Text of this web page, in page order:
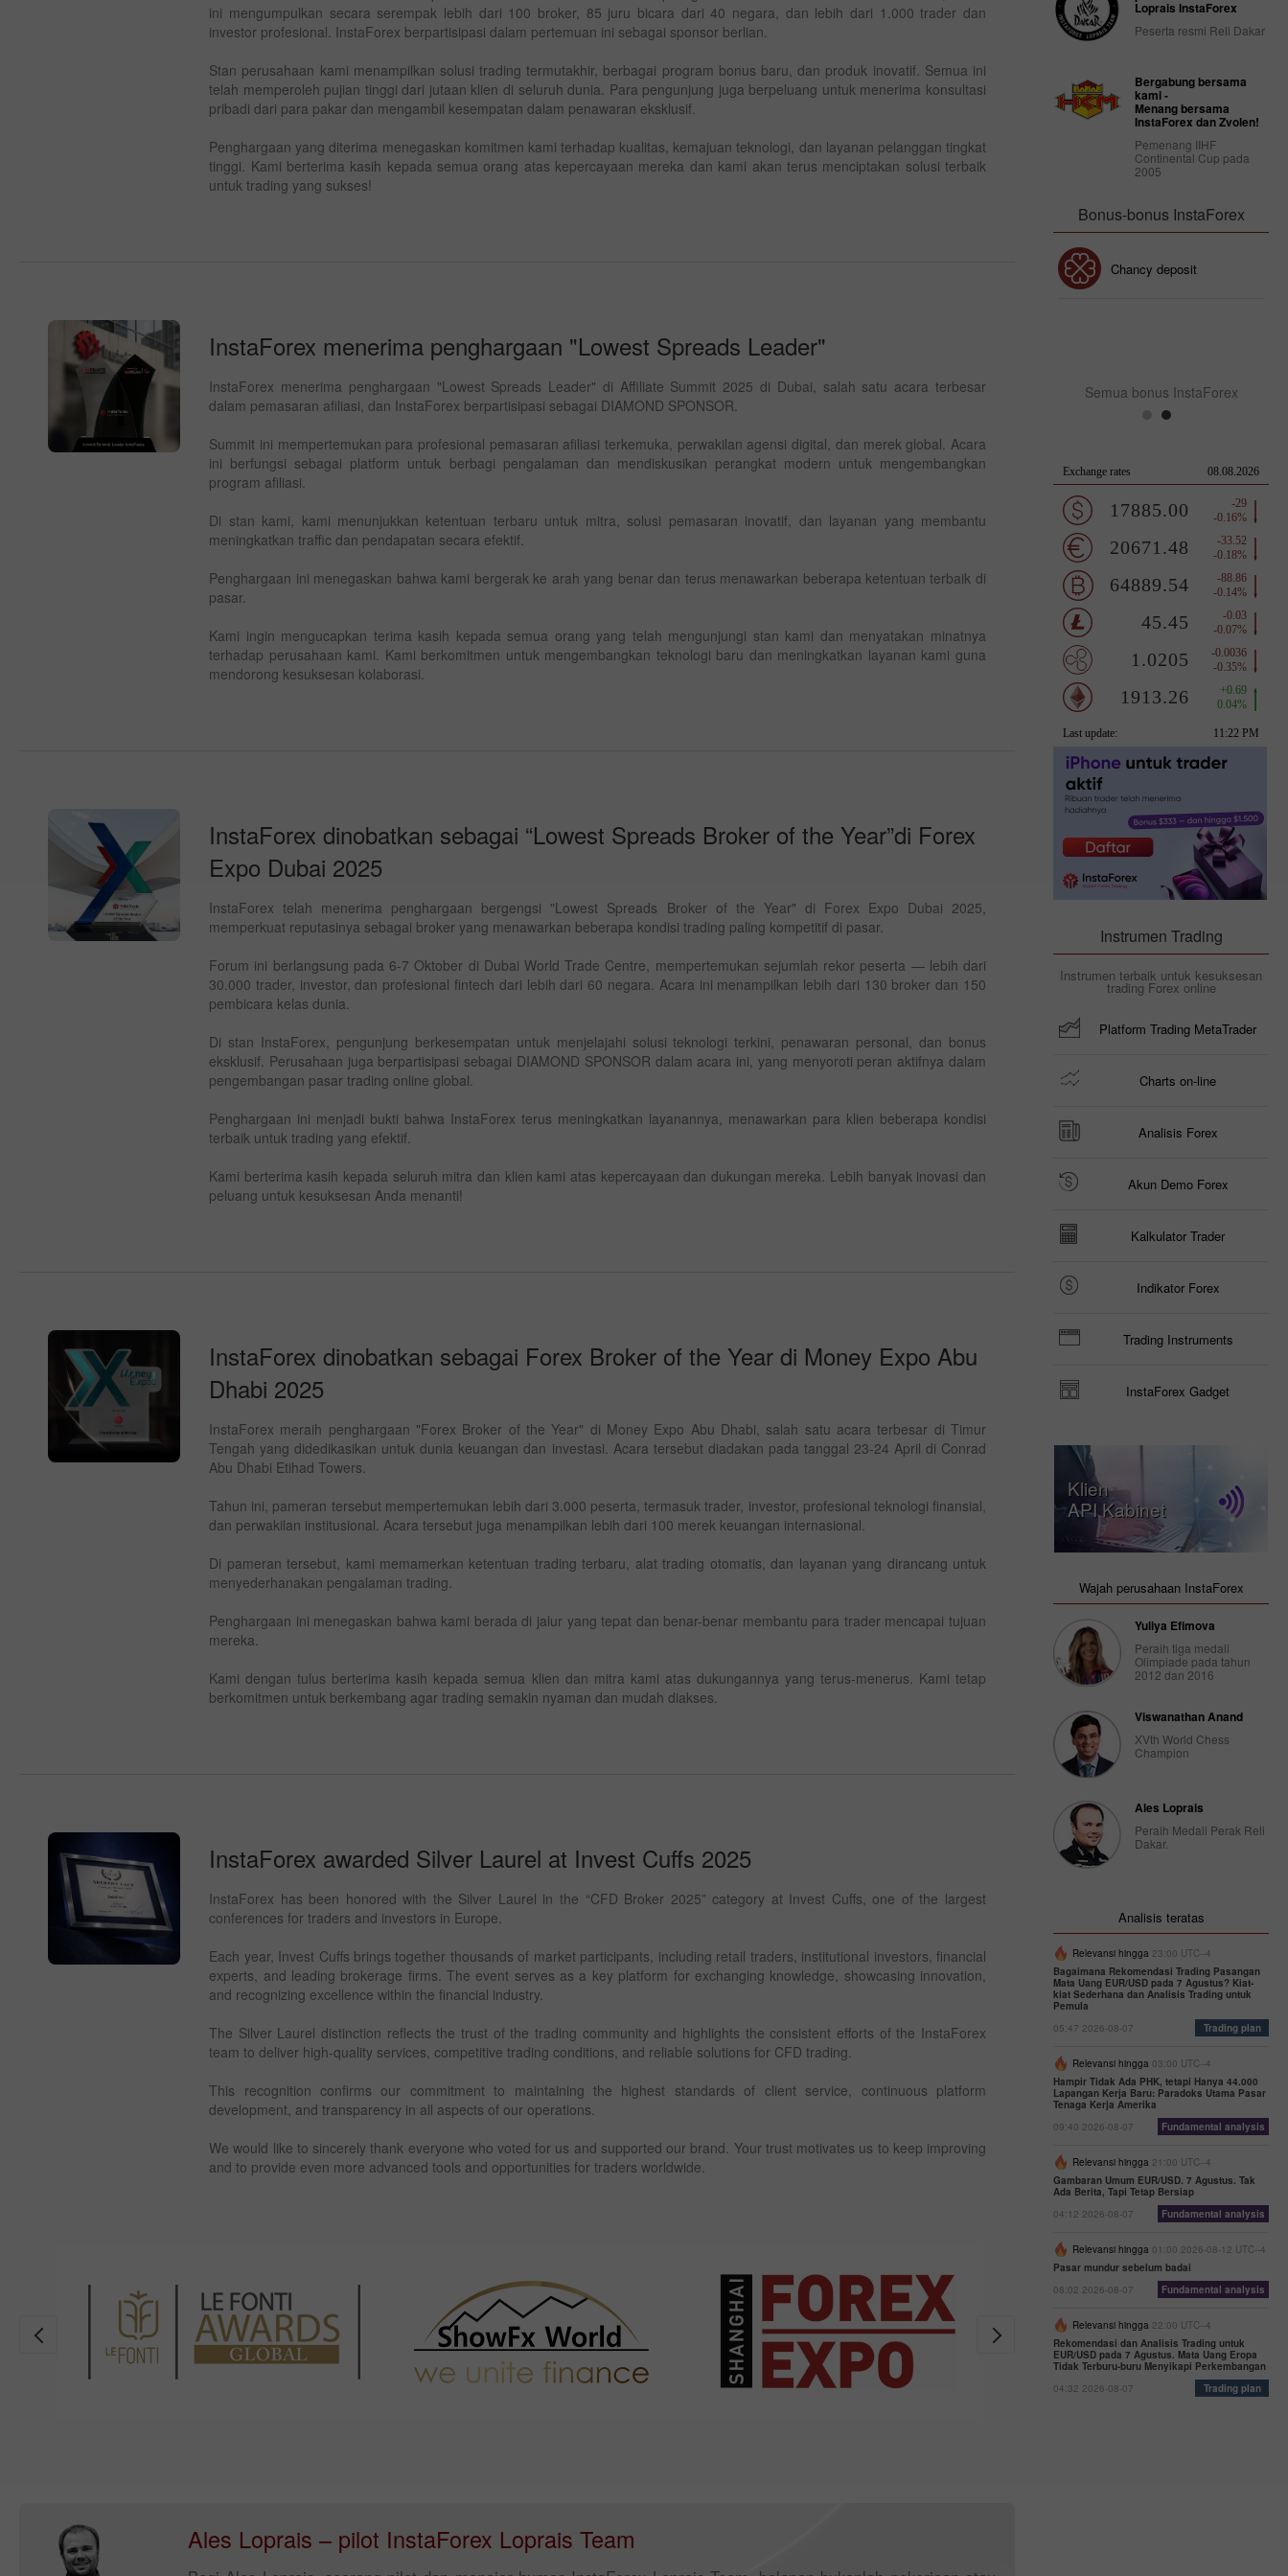
ini mengumpulkan secara serempak lebih dari 100 broker, 85 juru bicara dari 40 negara, dan lebih dari 1.000 trader dan
investor profesional. InstaForex berpartisipasi dalam pertemuan ini sebagai sponsor berlian.
Stan perusahaan kami menampilkan solusi trading termutakhir, berbagai program bonus baru, dan produk inovatif. Semua ini
telah memperoleh pujian tinggi dari jutaan klien di seluruh dunia. Para pengunjung juga berpeluang untuk menerima konsultasi
pribadi dari para pakar dan mengambil kesempatan dalam penawaran eksklusif.
Penghargaan yang diterima menegaskan komitmen kami terhadap kualitas, kemajuan teknologi, dan layanan pelanggan tingkat
tinggi. Kami berterima kasih kepada semua orang atas kepercayaan mereka dan kami akan terus menciptakan solusi terbaik
untuk trading yang sukses!
InstaForex menerima penghargaan "Lowest Spreads Leader"
InstaForex menerima penghargaan "Lowest Spreads Leader" di Affiliate Summit 2025 di Dubai, salah satu acara terbesar
dalam pemasaran afiliasi, dan InstaForex berpartisipasi sebagai DIAMOND SPONSOR.
Summit ini mempertemukan para profesional pemasaran afiliasi terkemuka, perwakilan agensi digital, dan merek global. Acara
ini berfungsi sebagai platform untuk berbagi pengalaman dan mendiskusikan perangkat modern untuk mengembangkan
program afiliasi.
Di stan kami, kami menunjukkan ketentuan terbaru untuk mitra, solusi pemasaran inovatif, dan layanan yang membantu
meningkatkan traffic dan pendapatan secara efektif.
Penghargaan ini menegaskan bahwa kami bergerak ke arah yang benar dan terus menawarkan beberapa ketentuan terbaik di
pasar.
Kami ingin mengucapkan terima kasih kepada semua orang yang telah mengunjungi stan kami dan menyatakan minatnya
terhadap perusahaan kami. Kami berkomitmen untuk mengembangkan teknologi baru dan meningkatkan layanan kami guna
mendorong kesuksesan kolaborasi.
InstaForex dinobatkan sebagai “Lowest Spreads Broker of the Year”di Forex
Expo Dubai 2025
InstaForex telah menerima penghargaan bergengsi "Lowest Spreads Broker of the Year" di Forex Expo Dubai 2025,
memperkuat reputasinya sebagai broker yang menawarkan beberapa kondisi trading paling kompetitif di pasar.
Forum ini berlangsung pada 6-7 Oktober di Dubai World Trade Centre, mempertemukan sejumlah rekor peserta — lebih dari
30.000 trader, investor, dan profesional fintech dari lebih dari 60 negara. Acara ini menampilkan lebih dari 130 broker dan 150
pembicara kelas dunia.
Di stan InstaForex, pengunjung berkesempatan untuk menjelajahi solusi teknologi terkini, penawaran personal, dan bonus
eksklusif. Perusahaan juga berpartisipasi sebagai DIAMOND SPONSOR dalam acara ini, yang menyoroti peran aktifnya dalam
pengembangan pasar trading online global.
Penghargaan ini menjadi bukti bahwa InstaForex terus meningkatkan layanannya, menawarkan para klien beberapa kondisi
terbaik untuk trading yang efektif.
Kami berterima kasih kepada seluruh mitra dan klien kami atas kepercayaan dan dukungan mereka. Lebih banyak inovasi dan
peluang untuk kesuksesan Anda menanti!
InstaForex dinobatkan sebagai Forex Broker of the Year di Money Expo Abu
Dhabi 2025
InstaForex meraih penghargaan "Forex Broker of the Year" di Money Expo Abu Dhabi, salah satu acara terbesar di Timur
Tengah yang didedikasikan untuk dunia keuangan dan investasi. Acara tersebut diadakan pada tanggal 23-24 April di Conrad
Abu Dhabi Etihad Towers.
Tahun ini, pameran tersebut mempertemukan lebih dari 3.000 peserta, termasuk trader, investor, profesional teknologi finansial,
dan perwakilan institusional. Acara tersebut juga menampilkan lebih dari 100 merek keuangan internasional.
Di pameran tersebut, kami memamerkan ketentuan trading terbaru, alat trading otomatis, dan layanan yang dirancang untuk
menyederhanakan pengalaman trading.
Penghargaan ini menegaskan bahwa kami berada di jalur yang tepat dan benar-benar membantu para trader mencapai tujuan
mereka.
Kami dengan tulus berterima kasih kepada semua klien dan mitra kami atas dukungannya yang terus-menerus. Kami tetap
berkomitmen untuk berkembang agar trading semakin nyaman dan mudah diakses.
InstaForex awarded Silver Laurel at Invest Cuffs 2025
InstaForex has been honored with the Silver Laurel in the “CFD Broker 2025” category at Invest Cuffs, one of the largest
conferences for traders and investors in Europe.
Each year, Invest Cuffs brings together thousands of market participants, including retail traders, institutional investors, financial
experts, and leading brokerage firms. The event serves as a key platform for exchanging knowledge, showcasing innovation,
and recognizing excellence within the financial industry.
The Silver Laurel distinction reflects the trust of the trading community and highlights the consistent efforts of the InstaForex
team to deliver high-quality services, competitive trading conditions, and reliable solutions for CFD trading.
This recognition confirms our commitment to maintaining the highest standards of client service, continuous platform
development, and transparency in all aspects of our operations.
We would like to sincerely thank everyone who voted for us and supported our brand. Your trust motivates us to keep improving
and to provide even more advanced tools and opportunities for traders worldwide.
Ales Loprais – pilot InstaForex Loprais Team
Loprais InstaForex
Peserta resmi Reli Dakar
Bergabung bersama
kami -
Menang bersama
InstaForex dan Zvolen!
Pemenang IIHF
Continental Cup pada
2005
Bonus-bonus InstaForex
Chancy deposit
Semua bonus InstaForex
Instrumen Trading
Instrumen terbaik untuk kesuksesan
trading Forex online
Platform Trading MetaTrader
Charts on-line
Analisis Forex
Akun Demo Forex
Kalkulator Trader
Indikator Forex
Trading Instruments
InstaForex Gadget
Klien
API Kabinet
Wajah perusahaan InstaForex
Yuliya Efimova
Peraih tiga medali
Olimpiade pada tahun
2012 dan 2016
Viswanathan Anand
XVth World Chess
Champion
Ales Loprais
Peraih Medali Perak Reli
Dakar.
Analisis teratas
Relevansi hingga 23:00 UTC--4
Bagaimana Rekomendasi Trading Pasangan
Mata Uang EUR/USD pada 7 Agustus? Kiat-
kiat Sederhana dan Analisis Trading untuk
Pemula
05:47 2026-08-07
Trading plan
Relevansi hingga 03:00 UTC--4
Hampir Tidak Ada PHK, tetapi Hanya 44.000
Lapangan Kerja Baru: Paradoks Utama Pasar
Tenaga Kerja Amerika
09:40 2026-08-07
Fundamental analysis
Relevansi hingga 21:00 UTC--4
Gambaran Umum EUR/USD. 7 Agustus. Tak
Ada Berita, Tapi Tetap Bersiap
04:12 2026-08-07
Fundamental analysis
Relevansi hingga 01:00 2026-08-12 UTC--4
Pasar mundur sebelum badai
08:02 2026-08-07
Fundamental analysis
Relevansi hingga 22:00 UTC--4
Rekomendasi dan Analisis Trading untuk
EUR/USD pada 7 Agustus. Mata Uang Eropa
Tidak Terburu-buru Menyikapi Perkembangan
04:32 2026-08-07
Trading plan